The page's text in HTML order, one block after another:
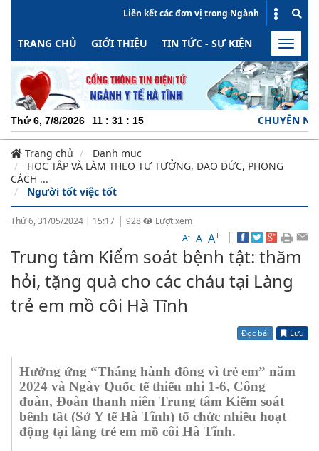
Liên kết các đơn vị trong Ngành
TRANG CHỦ GIỚI THIỆU TIN TỨC - SỰ KIỆN HOẠT
Toggle
Thứ 6, 7/8/2026 11 : 31 : 16 CHUYÊN NGHIỆP -
Trang chủ
Danh mục
HỌC TẬP VÀ LÀM THEO TƯ TƯỞNG, ĐẠO ĐỨC, PHONG
CÁCH ...
Người tốt việc tốt
Thứ 6, 31/05/2024 | 15:17 | 928
Lượt xem
A- A A+ |
Trung tâm Kiểm soát bệnh tật: thăm
hỏi, tặng quà cho các cháu tại Làng
trẻ em mồ côi Hà Tĩnh
Đọc bài Lưu
Hưởng ứng “Tháng hành động vì trẻ em” năm
2024 và Ngày Quốc tế thiếu nhi 1-6, Công
đoàn, Đoàn thanh niên Trung tâm Kiểm soát
bệnh tật (Sở Y tế Hà Tĩnh) tổ chức nhiều hoạt
động tại làng trẻ em mồ côi Hà Tĩnh.